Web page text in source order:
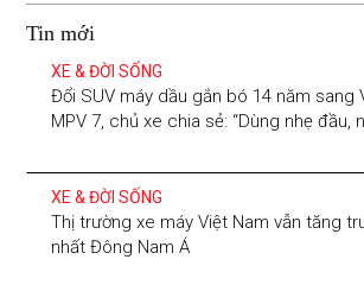
Tin mới
XE & ĐỜI SỐNG
Đổi SUV máy dầu gắn bó 14 năm sang
MPV 7, chủ xe chia sẻ: “Dùng nhẹ đầu,
XE & ĐỜI SỐNG
Thị trường xe máy Việt Nam vẫn tăng
nhất Đông Nam Á